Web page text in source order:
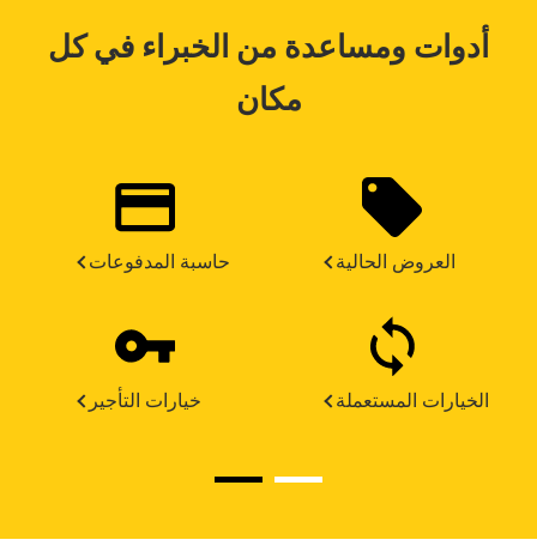
أدوات ومساعدة من الخبراء في كل
مكان
حاسبة المدفوعات العروض الحالية
خيارات التأجير الخيارات المستعملة